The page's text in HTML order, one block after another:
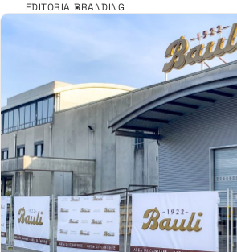
EDITORIA BRANDING